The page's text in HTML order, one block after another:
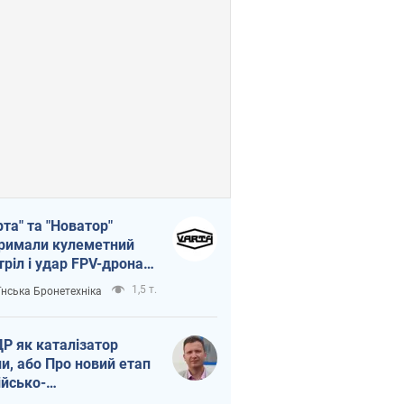
та "Новатор"
кулеметний
і удар FPV-дрона,
життя
ЗСУ
Бронетехніка 1,5 т.
як каталізатор
або Про новий етап